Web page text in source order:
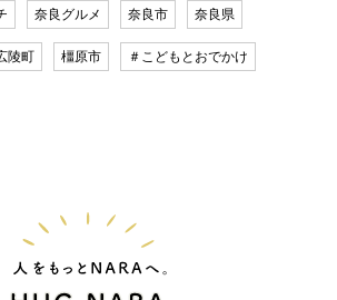
奈良グルメ 奈良市 奈良県
陵町 橿原市 ＃こどもとおでかけ